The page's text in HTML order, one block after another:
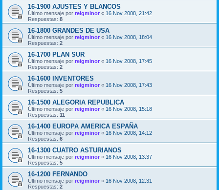
16-1900 AJUSTES Y BLANCOS
Último mensaje por reigminor « 16 Nov 2008, 21:42
Respuestas: 8
16-1800 GRANDES DE USA
Último mensaje por reigminor « 16 Nov 2008, 18:04
Respuestas: 2
16-1700 PLAN SUR
Último mensaje por reigminor « 16 Nov 2008, 17:45
Respuestas: 2
16-1600 INVENTORES
Último mensaje por reigminor « 16 Nov 2008, 17:43
Respuestas: 5
16-1500 ALEGORIA REPUBLICA
Último mensaje por reigminor « 16 Nov 2008, 15:18
Respuestas: 11
16-1400 EUROPA AMERICA ESPAÑA
Último mensaje por reigminor « 16 Nov 2008, 14:12
Respuestas: 6
16-1300 CUATRO ASTURIANOS
Último mensaje por reigminor « 16 Nov 2008, 13:37
Respuestas: 5
16-1200 FERNANDO
Último mensaje por reigminor « 16 Nov 2008, 12:31
Respuestas: 2